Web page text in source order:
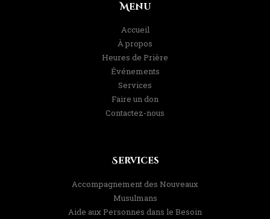
Menu
Accueil
À propos
Heures de Prière
Événements
Services
Faire un don
Contactez-nous
Services
Accompagnement des Nouveaux
Musulmans
Aide aux Personnes dans le Besoin